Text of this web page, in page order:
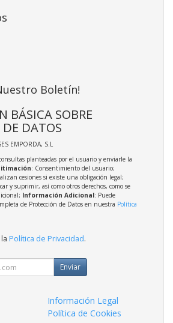
Boletín!
BÁSICA SOBRE
DATOS
EMPORDA, S.L
planteadas por el usuario y enviarle la
: Consentimiento del usuario;
cesiones si existe una obligación legal;
y suprimir, así como otros derechos, como se
Información Adicional: Puede
de Protección de Datos en nuestra Política
Política de Privacidad.
Enviar
Información Legal
Política de Cookies